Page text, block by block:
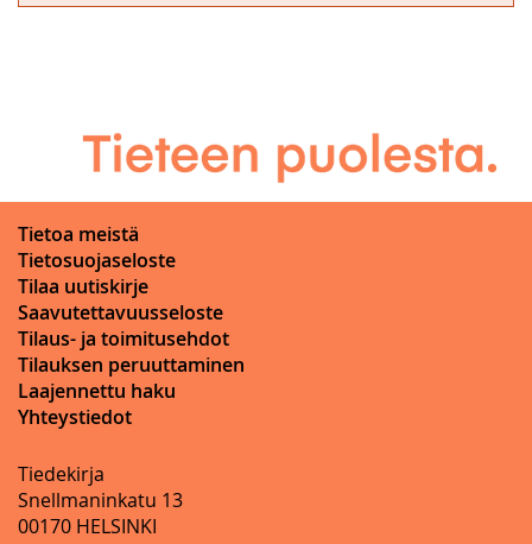
Tietoa meistä
Tietosuojaseloste
Tilaa uutiskirje
Saavutettavuusseloste
Tilaus- ja toimitusehdot
Tilauksen peruuttaminen
Laajennettu haku
Yhteystiedot
Tiedekirja
Snellmaninkatu 13
00170 HELSINKI